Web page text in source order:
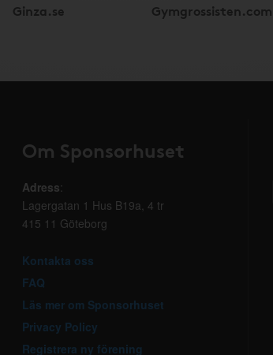
Ginza.se Gymgrossisten.com
Om Sponsorhuset
Adress:
Lagergatan 1 Hus B19a, 4 tr
415 11 Göteborg
Kontakta oss
FAQ
Läs mer om Sponsorhuset
Privacy Policy
Registrera ny förening